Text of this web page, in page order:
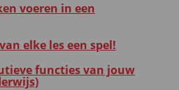
voeren in een
elke les een spel!
functies van jouw